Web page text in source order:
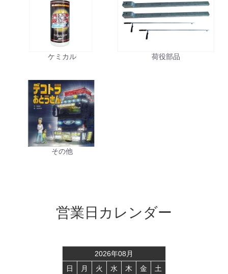
ケミカル 荷役部品
その他
営業日カレンダー
2026年08 月
日
月 火 水 木 金 土